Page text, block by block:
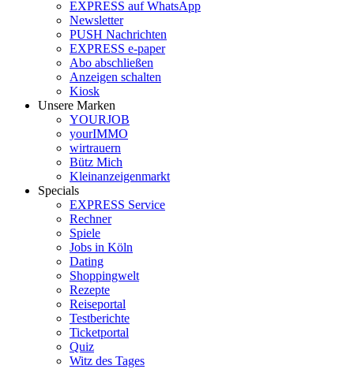
EXPRESS auf WhatsApp
Newsletter
PUSH Nachrichten
EXPRESS e-paper
Abo abschließen
Anzeigen schalten
Kiosk
Unsere Marken
YOURJOB
yourIMMO
wirtrauern
Bütz Mich
Kleinanzeigenmarkt
Specials
EXPRESS Service
Rechner
Spiele
Jobs in Köln
Dating
Shoppingwelt
Rezepte
Reiseportal
Testberichte
Ticketportal
Quiz
Witz des Tages